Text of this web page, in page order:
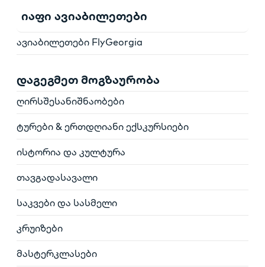
იაფი ავიაბილეთები
ავიაბილეთები FlyGeorgia
დაგეგმეთ მოგზაურობა
ღირსშესანიშნაობები
ტურები & ერთდღიანი ექსკურსიები
ისტორია და კულტურა
თავგადასავალი
საკვები და სასმელი
კრუიზები
მასტერკლასები